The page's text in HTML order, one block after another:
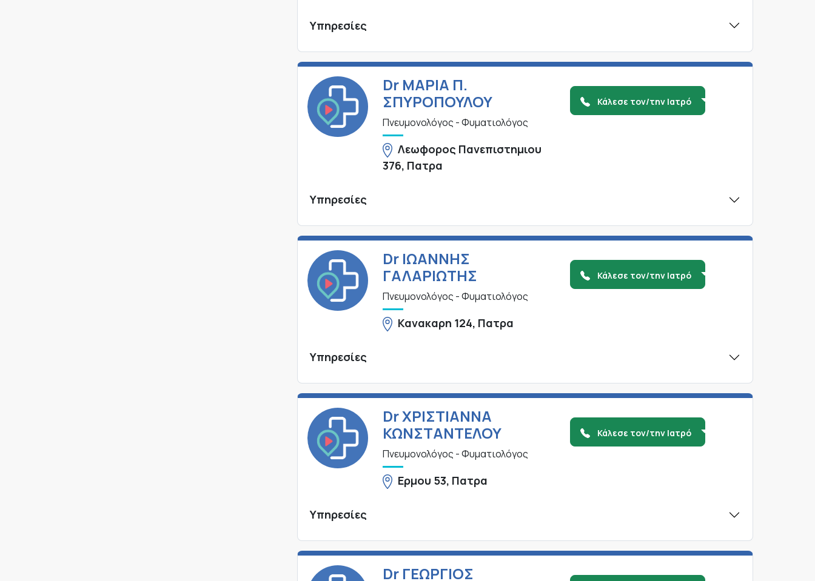
Υπηρεσίες
Dr ΜΑΡΙΑ Π.
ΣΠΥΡΟΠΟΥΛΟΥ
Πνευμονολόγος - Φυματιολόγος
Λεωφορος Πανεπιστημιου
376, Πατρα
Κάλεσε τον/την Ιατρό
Υπηρεσίες
Dr ΙΩΑΝΝΗΣ
ΓΑΛΑΡΙΩΤΗΣ
Πνευμονολόγος - Φυματιολόγος
Κανακαρη 124, Πατρα
Κάλεσε τον/την Ιατρό
Υπηρεσίες
Dr ΧΡΙΣΤΙΑΝΝΑ
ΚΩΝΣΤΑΝΤΕΛΟΥ
Πνευμονολόγος - Φυματιολόγος
Ερμου 53, Πατρα
Κάλεσε τον/την Ιατρό
Υπηρεσίες
Dr ΓΕΩΡΓΙΟΣ